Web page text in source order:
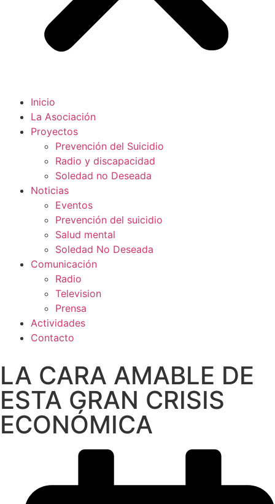
Inicio
La Asociación
Proyectos
Prevención del Suicidio
Radio y discapacidad
Soledad no Deseada
Noticias
Eventos
Prevención del suicidio
Salud mental
Soledad No Deseada
Comunicación
Radio
Television
Prensa
Actividades
Contacto
LA CARA AMABLE DE
ESTA GRAN CRISIS
ECONÓMICA